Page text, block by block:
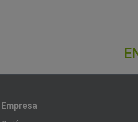
Empresa